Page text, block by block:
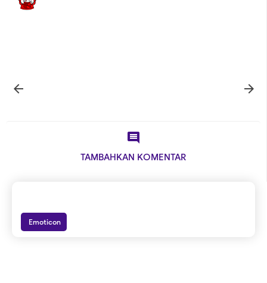
 

TAMBAHKAN KOMENTAR
Emoticon